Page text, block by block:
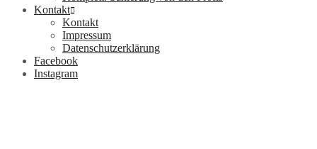
Kontakt
Kontakt
Impressum
Datenschutzerklärung
Facebook
Instagram